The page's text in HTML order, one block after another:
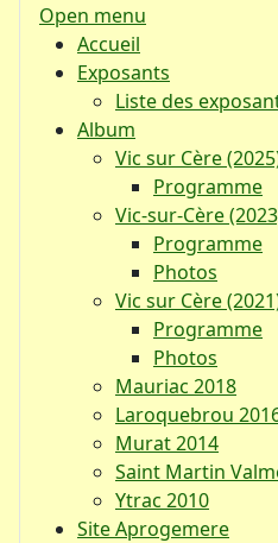
Open menu
Accueil
Exposants
Liste des
Album
Vic sur Cère
Programme
Vic-sur-Cère
Programme
Photos
Vic sur Cère
Programme
Photos
Mauriac 2018
Laroquebrou
Murat 2014
Saint Martin
Ytrac 2010
Site Aprogemere